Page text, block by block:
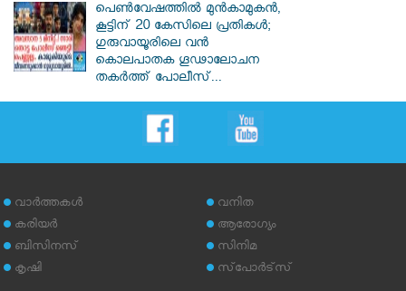
പെൺവേഷത്തിൽ മുൻകാമുകൻ,
കൂട്ടിന് 20 കേസിലെ പ്രതികൾ;
ഗുരുവായൂരിലെ വൻ
കൊലപാതക ഗൂഢാലോചന
തകർത്ത് പോലീസ്...
വാര്‍ത്തകള്‍
കരിയര്‍
ബിസിനസ്
കൃഷി
വനിത
ആരോഗ്യം
സിനിമ
സ്‌പോര്‍ട്‌സ്